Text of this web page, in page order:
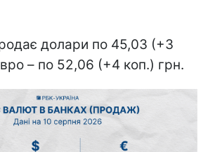
долари по 45,03 (+3
– по 52,06 (+4 коп.) грн.